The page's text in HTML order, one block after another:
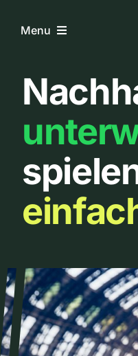
InhaltMenu
Home
Über uns
Urbanlist